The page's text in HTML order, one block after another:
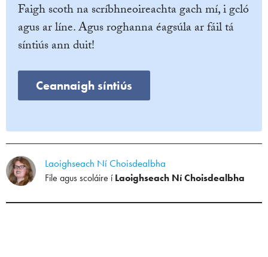
Faigh scoth na scríbhneoireachta gach mí, i gcló
agus ar líne. Agus roghanna éagsúla ar fáil tá
síntiús ann duit!
Ceannaigh síntiús
Laoighseach Ní Choisdealbha
File agus scoláire íLaoighseach Ní Choisdealbha